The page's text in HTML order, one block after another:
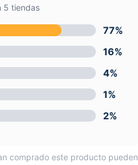
5 tiendas
77%
16%
4%
1%
2%
comprado este producto pueden